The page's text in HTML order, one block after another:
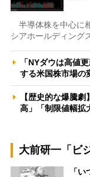
半導体株を中心に
シアホールディング
「NYダウは高値
する米国株市場
【歴史的な爆騰
高」「制限値幅
大前研一「ビ
「